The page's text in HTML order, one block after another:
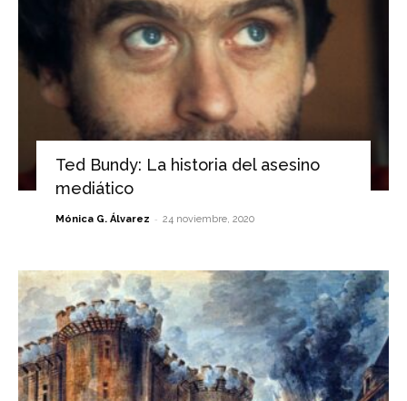
Ted Bundy: La historia del asesino
mediático
Mónica G. Álvarez - 24 noviembre, 2020